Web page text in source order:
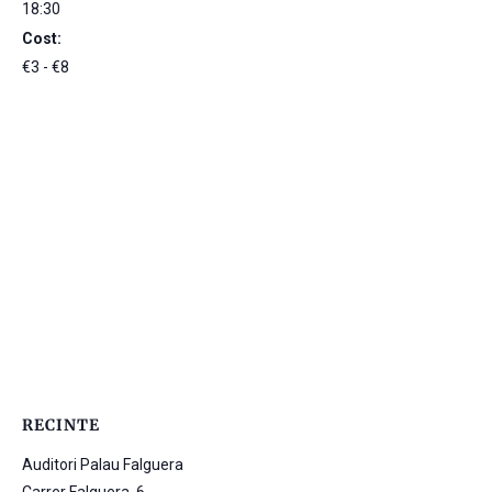
18:30
Cost:
€3 - €8
RECINTE
Auditori Palau Falguera